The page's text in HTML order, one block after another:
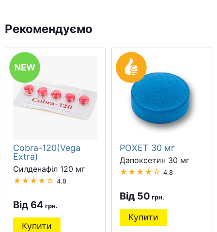
Рекомендуємо
Cobra-120(Vega
Extra)
Силденафіл 120 мг
★★★★☆ 4.8
Від 64
Купити
POXET 30 мг
Дапоксетин 30 мг
★★★★☆ 4.8
Від 50
Купити